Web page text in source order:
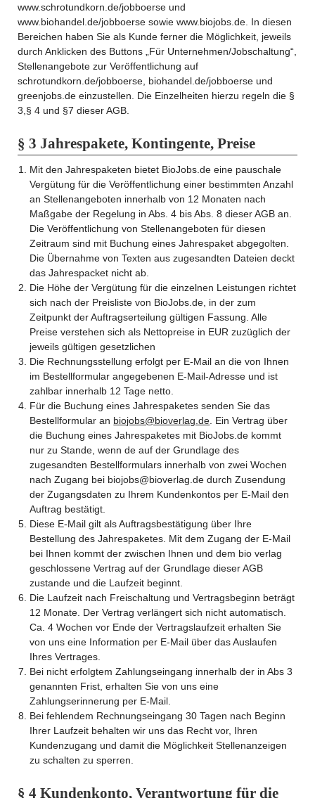
www.schrotundkorn.de/jobboerse und
www.biohandel.de/jobboerse sowie www.biojobs.de. In diesen
Bereichen haben Sie als Kunde ferner die Möglichkeit, jeweils
durch Anklicken des Buttons „Für Unternehmen/Jobschaltung“,
Stellenangebote zur Veröffentlichung auf
schrotundkorn.de/jobboerse, biohandel.de/jobboerse und
greenjobs.de einzustellen. Die Einzelheiten hierzu regeln die §
3,§ 4 und §7 dieser AGB.
§ 3 Jahrespakete, Kontingente, Preise
Mit den Jahrespaketen bietet BioJobs.de eine pauschale
Vergütung für die Veröffentlichung einer bestimmten Anzahl
an Stellenangeboten innerhalb von 12 Monaten nach
Maßgabe der Regelung in Abs. 4 bis Abs. 8 dieser AGB an.
Die Veröffentlichung von Stellenangeboten für diesen
Zeitraum sind mit Buchung eines Jahrespaket abgegolten.
Die Übernahme von Texten aus zugesandten Dateien deckt
das Jahrespacket nicht ab.
Die Höhe der Vergütung für die einzelnen Leistungen richtet
sich nach der Preisliste von BioJobs.de, in der zum
Zeitpunkt der Auftragserteilung gültigen Fassung. Alle
Preise verstehen sich als Nettopreise in EUR zuzüglich der
jeweils gültigen gesetzlichen
Die Rechnungsstellung erfolgt per E-Mail an die von Ihnen
im Bestellformular angegebenen E-Mail-Adresse und ist
zahlbar innerhalb 12 Tage netto.
Für die Buchung eines Jahrespaketes senden Sie das
Bestellformular an biojobs@bioverlag.de. Ein Vertrag über
die Buchung eines Jahrespaketes mit BioJobs.de kommt
nur zu Stande, wenn de auf der Grundlage des
zugesandten Bestellformulars innerhalb von zwei Wochen
nach Zugang bei biojobs@bioverlag.de durch Zusendung
der Zugangsdaten zu Ihrem Kundenkontos per E-Mail den
Auftrag bestätigt.
Diese E-Mail gilt als Auftragsbestätigung über Ihre
Bestellung des Jahrespaketes. Mit dem Zugang der E-Mail
bei Ihnen kommt der zwischen Ihnen und dem bio verlag
geschlossene Vertrag auf der Grundlage dieser AGB
zustande und die Laufzeit beginnt.
Die Laufzeit nach Freischaltung und Vertragsbeginn beträgt
12 Monate. Der Vertrag verlängert sich nicht automatisch.
Ca. 4 Wochen vor Ende der Vertragslaufzeit erhalten Sie
von uns eine Information per E-Mail über das Auslaufen
Ihres Vertrages.
Bei nicht erfolgtem Zahlungseingang innerhalb der in Abs 3
genannten Frist, erhalten Sie von uns eine
Zahlungserinnerung per E-Mail.
Bei fehlendem Rechnungseingang 30 Tagen nach Beginn
Ihrer Laufzeit behalten wir uns das Recht vor, Ihren
Kundenzugang und damit die Möglichkeit Stellenanzeigen
zu schalten zu sperren.
§ 4 Kundenkonto, Verantwortung für die